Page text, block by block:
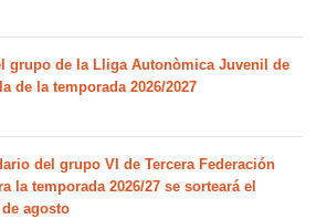
grupo de la Lliga Autonòmica Juvenil de
de la temporada 2026/2027
del grupo VI de Tercera Federación
la temporada 2026/27 se sorteará el
agosto